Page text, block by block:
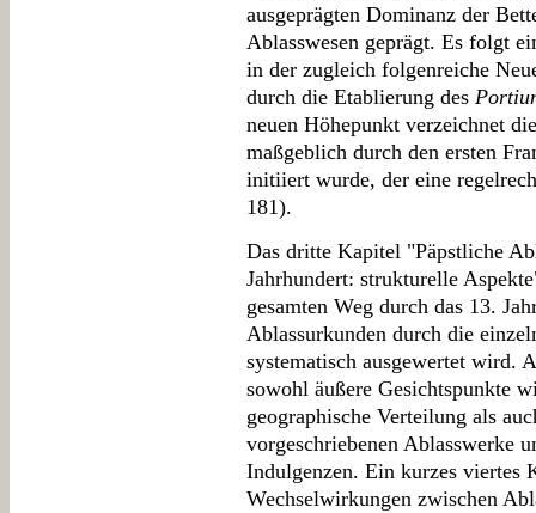
ausgeprägten Dominanz der
Ablasswesen geprägt. Es folgt
in der zugleich folgenreiche
durch die Etablierung des
neuen Höhepunkt verzeichnet
maßgeblich durch den ersten
initiiert wurde, der eine
181).
Das dritte Kapitel "Päpstliche
Jahrhundert: strukturelle
gesamten Weg durch das 13.
Ablassurkunden durch die
systematisch ausgewertet wird.
sowohl äußere Gesichtspunkte
geographische Verteilung als
vorgeschriebenen Ablasswerke
Indulgenzen. Ein kurzes viertes
Wechselwirkungen zwischen